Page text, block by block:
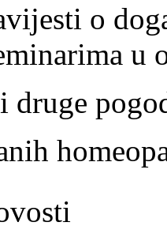
o
u
druge